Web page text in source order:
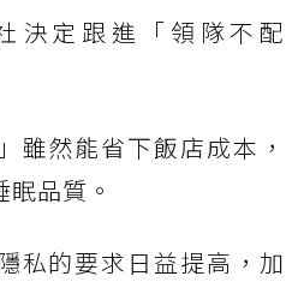
決定跟進「領隊不配
雖然能省下飯店成本，
品質。
私的要求日益提高，加